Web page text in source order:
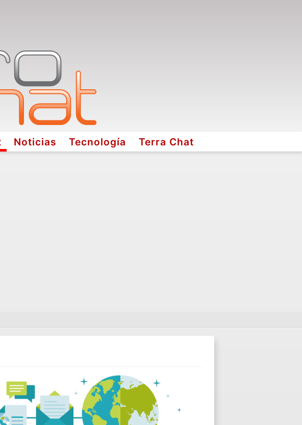
Noticias Tecnología Terra Chat